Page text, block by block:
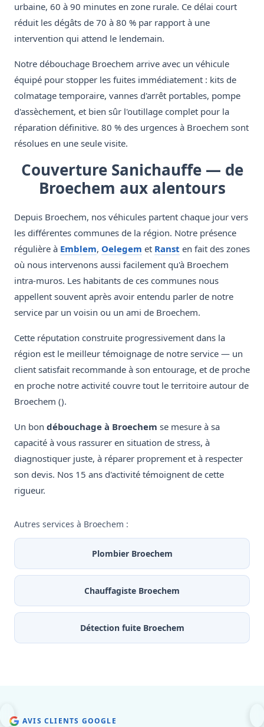
urbaine, 60 à 90 minutes en zone rurale. Ce délai court
réduit les dégâts de 70 à 80 % par rapport à une
intervention qui attend le lendemain.
Notre débouchage Broechem arrive avec un véhicule
équipé pour stopper les fuites immédiatement : kits de
colmatage temporaire, vannes d'arrêt portables, pompe
d'assèchement, et bien sûr l'outillage complet pour la
réparation définitive. 80 % des urgences à Broechem sont
résolues en une seule visite.
Couverture Sanichauffe — de
Broechem aux alentours
Depuis Broechem, nos véhicules partent chaque jour vers
les différentes communes de la région. Notre présence
régulière à Emblem, Oelegem et Ranst en fait des zones
où nous intervenons aussi facilement qu'à Broechem
intra-muros. Les habitants de ces communes nous
appellent souvent après avoir entendu parler de notre
service par un voisin ou un ami de Broechem.
Cette réputation construite progressivement dans la
région est le meilleur témoignage de notre service — un
client satisfait recommande à son entourage, et de proche
en proche notre activité couvre tout le territoire autour de
Broechem ().
Un bon débouchage à Broechem se mesure à sa
capacité à vous rassurer en situation de stress, à
diagnostiquer juste, à réparer proprement et à respecter
son devis. Nos 15 ans d'activité témoignent de cette
rigueur.
Autres services à Broechem :
Plombier Broechem
Chauffagiste Broechem
Détection fuite Broechem
AVIS CLIENTS GOOGLE